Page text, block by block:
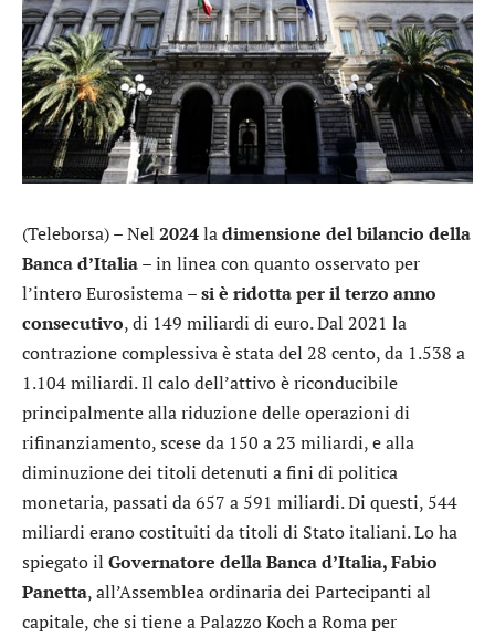
(Teleborsa) – Nel 2024ladimensione del bilancio della
Banca d’Italia– in linea con quanto osservato per
l’intero Eurosistema –si è ridotta per il terzo anno
consecutivo, di 149 miliardi di euro. Dal 2021 la
contrazione complessiva è stata del 28 cento, da 1.538 a
1.104 miliardi. Il calo dell’attivo è riconducibile
principalmente alla riduzione delle operazioni di
rifinanziamento, scese da 150 a 23 miliardi, e alla
diminuzione dei titoli detenuti a fini di politica
monetaria, passati da 657 a 591 miliardi. Di questi, 544
miliardi erano costituiti da titoli di Stato italiani. Lo ha
spiegato il Governatore della Banca d’Italia, Fabio
Panetta, all’Assemblea ordinaria dei Partecipanti al
capitale, che si tiene a Palazzo Koch a Roma per